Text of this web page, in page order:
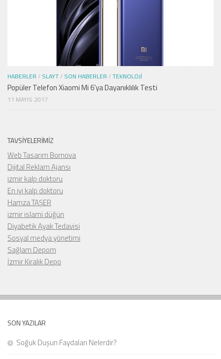
HABERLER / SLAYT/ SON HABERLER /TEKNOLOJI
Popüler Telefon Xiaomi Mi 6’ya Dayanıklılık Testi
11 MAYIS 2017
TAVSIYELERIMIZ
Web Tasarım Bornova
Dijital Reklam Ajansı
izmir kalp doktoru
En iyi kalp doktoru
Hamza TAŞER
izmir islami düğün
Diyabetik Ayak Tedavisi
Sosyal medya yönetimi
Sağlam Depom
İzmir Kiralık Depo
SON YAZILAR
Soğuk Duşun Faydaları Nelerdir?